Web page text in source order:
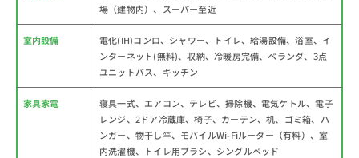
場（建物内）、スーパー至近
室内設備
電化(IH)コンロ、シャワー、トイレ、給湯設備、浴室、イ
ンターネット(無料)、収納、冷暖房完備、ベランダ、3点
ユニットバス、キッチン
家具家電
寝具一式、エアコン、テレビ、掃除機、電気ケトル、電子
レンジ、2ドア冷蔵庫、椅子、カーテン、机、ゴミ箱、ハ
ンガー、物干し竿、モバイルWi-Fiルーター（有料）、室
内洗濯機、トイレ用ブラシ、シングルベッド